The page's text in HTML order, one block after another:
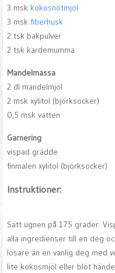
3 msk kokosnötmjöl
3 msk fiberhusk
2 tsk bakpulver
2 tsk kardemumma
Mandelmassa
2 dl mandelmjöl
2 msk xylitol (björksocker)
0,5 msk vatten
Garnering
vispad grädde
finmalen xylitol (björksocker)
Instruktioner:
Sätt ugnen på 175 grader.
alla ingredienser till en deg
lösare än en vanlig deg med
lite kokosmjöl eller blöt